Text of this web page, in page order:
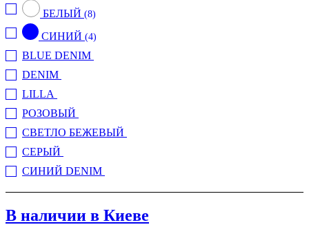
42 (14)
44(11)
46 (8)
48(4)
50(1)
6(2)
8(1)
S
M(2)
L(1)
XL(1)
БЕЛЫЙ (8)
СИНИЙ (4)
BLUE DENIM
DENIM
LILLA
РОЗОВЫЙ
СВЕТЛО БЕЖЕВЫЙ
СЕРЫЙ
СИНИЙ DENIM
В наличии в Киеве